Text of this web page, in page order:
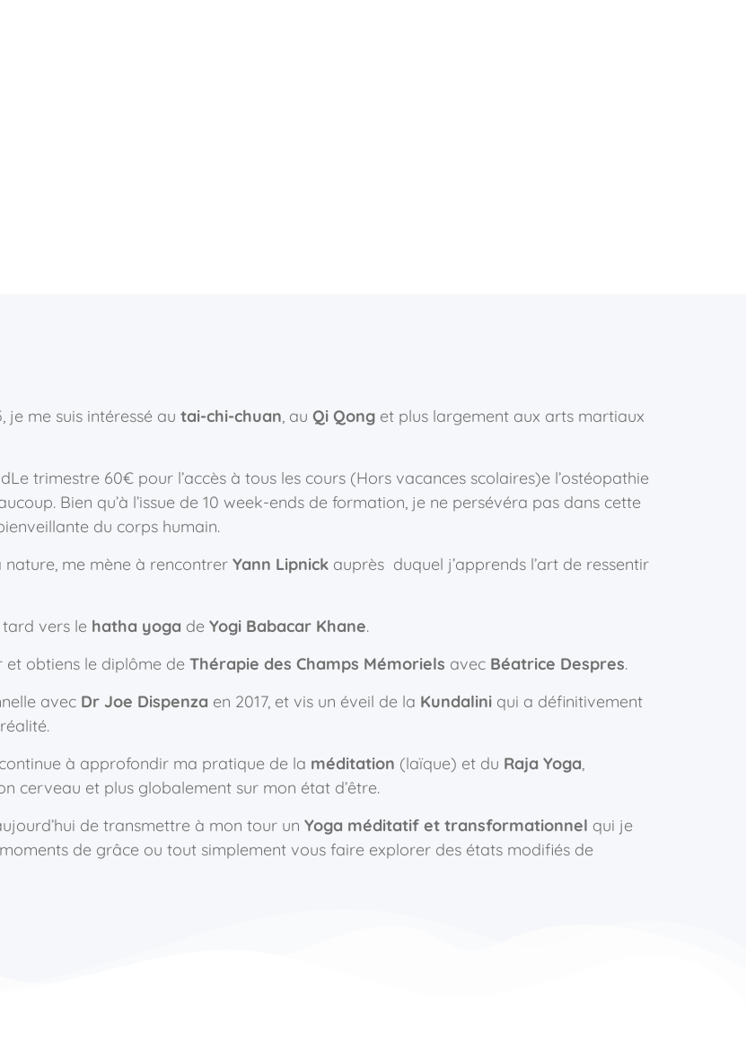
je me suis intéressé au tai-chi-chuan, au Qi Qong et plus largement aux arts martiaux
Le trimestre 60€ pour l’accès à tous les cours (Hors vacances scolaires)e l’ostéopathie
Bien qu’à l’issue de 10 week-ends de formation, je ne persévéra pas dans cette
du corps humain.
nature, me mène à rencontrer Yann Lipnick auprès duquel j’apprends l’art de ressentir
vers le hatha yoga de Yogi Babacar Khane.
et obtiens le diplôme de Thérapie des Champs Mémoriels avec Béatrice Despres.
avec Dr Joe Dispenza en 2017, et vis un éveil de la Kundalini qui a définitivement
à approfondir ma pratique de la méditation (laïque) et du Raja Yoga,
cerveau et plus globalement sur mon état d’être.
de transmettre à mon tour un Yoga méditatif et transformationnel qui je
de grâce ou tout simplement vous faire explorer des états modifiés de